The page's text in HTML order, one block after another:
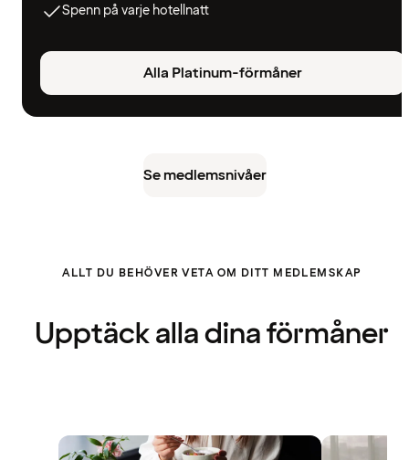
Spenn på varje hotellnatt
Alla Platinum-förmåner
Se medlemsnivåer
ALLT DU BEHÖVER VETA OM DITT MEDLEMSKAP
Upptäck alla dina förmåner